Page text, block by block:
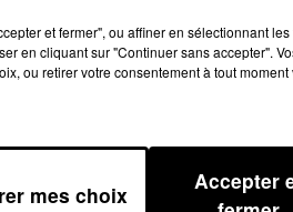
et fermer", ou affiner en sélectionnant
en cliquant sur "Continuer sans accepter".
ou retirer votre consentement à tout
mes choix
Accepter